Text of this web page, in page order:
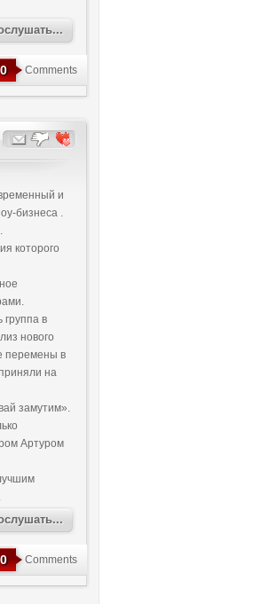
0 Comments
и
бизнеса .
которого
группа в
нового
перемены в
на
замутим».
Артуром
0 Comments